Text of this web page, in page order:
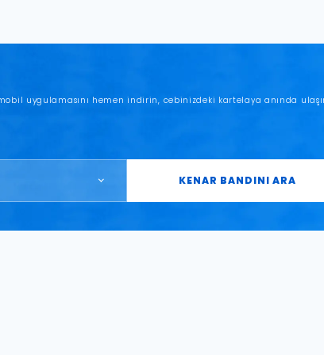
uygulamasını hemen indirin, cebinizdeki kartelaya anında
KENAR BANDINI ARA